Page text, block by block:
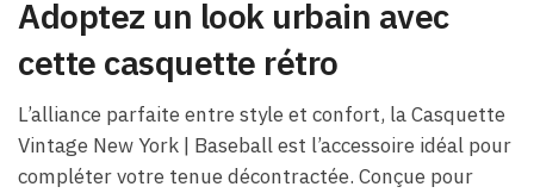
Adoptez un look urbain avec
cette casquette rétro
L’alliance parfaite entre style et confort, la Casquette
Vintage New York | Baseball est l’accessoire idéal pour
compléter votre tenue décontractée. Conçue pour